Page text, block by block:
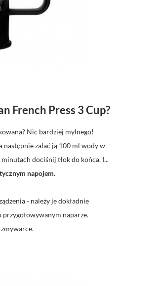
French Press 3 Cup?
Nic bardziej mylnego!
następnie zalać ją 100 ml wody w
minutach dociśnij tłok do końca. I...
napojem.
- należy je dokładnie
przygotowywanym naparze.